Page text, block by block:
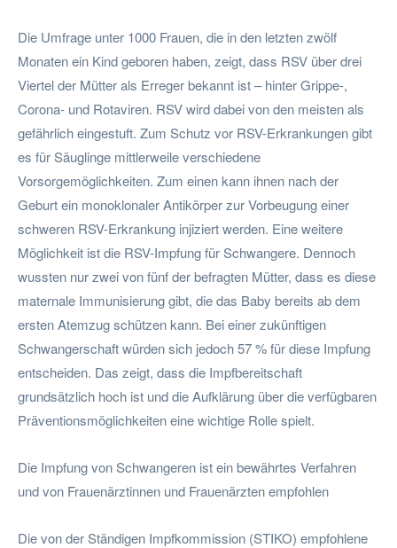
Die Umfrage unter 1000 Frauen, die in den letzten zwölf
Monaten ein Kind geboren haben, zeigt, dass RSV über drei
Viertel der Mütter als Erreger bekannt ist – hinter Grippe-,
Corona- und Rotaviren. RSV wird dabei von den meisten als
gefährlich eingestuft. Zum Schutz vor RSV-Erkrankungen gibt
es für Säuglinge mittlerweile verschiedene
Vorsorgemöglichkeiten. Zum einen kann ihnen nach der
Geburt ein monoklonaler Antikörper zur Vorbeugung einer
schweren RSV-Erkrankung injiziert werden. Eine weitere
Möglichkeit ist die RSV-Impfung für Schwangere. Dennoch
wussten nur zwei von fünf der befragten Mütter, dass es diese
maternale Immunisierung gibt, die das Baby bereits ab dem
ersten Atemzug schützen kann. Bei einer zukünftigen
Schwangerschaft würden sich jedoch 57 % für diese Impfung
entscheiden. Das zeigt, dass die Impfbereitschaft
grundsätzlich hoch ist und die Aufklärung über die verfügbaren
Präventionsmöglichkeiten eine wichtige Rolle spielt.
Die Impfung von Schwangeren ist ein bewährtes Verfahren
und von Frauenärztinnen und Frauenärzten empfohlen
Die von der Ständigen Impfkommission (STIKO) empfohlene